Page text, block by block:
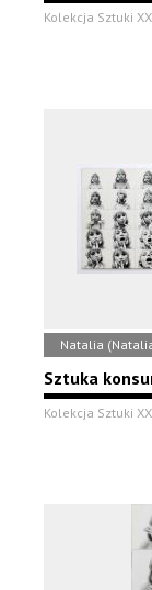
Kolekcja Sztuki
Natalia
Sztuka
Kolekcja Sztuki